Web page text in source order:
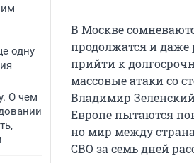
им
одну
О чем
В Москве
продолжатся и даже
прийти к
массовые атаки со
Владимир
Европе пытаются
но мир между
СВО за семь дней